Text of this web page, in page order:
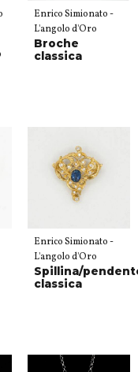
Enrico Simionato -
L'angolo d'Oro
Broche
classica
Enrico Simionato -
L'angolo d'Oro
Spillina/
classica